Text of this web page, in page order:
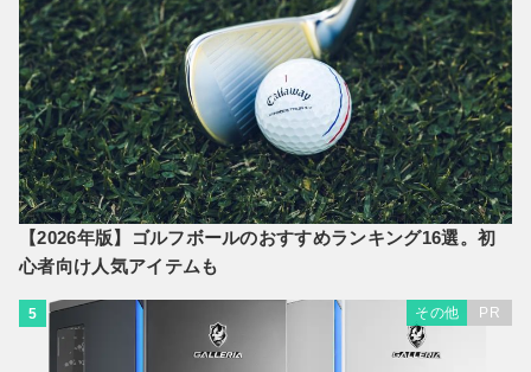
【2026年版】ゴルフボールのおすすめランキング16選。初
心者向け人気アイテムも
5 その他 PR